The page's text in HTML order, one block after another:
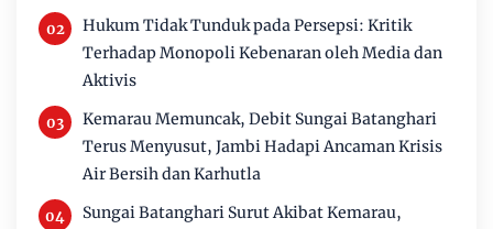
Hukum Tidak Tunduk pada Persepsi: Kritik
Terhadap Monopoli Kebenaran oleh Media dan
Aktivis
Kemarau Memuncak, Debit Sungai Batanghari
Terus Menyusut, Jambi Hadapi Ancaman Krisis
Air Bersih dan Karhutla
Sungai Batanghari Surut Akibat Kemarau,